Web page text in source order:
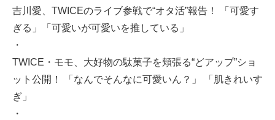
吉川愛、TWICEのライブ参戦で“オタ活”報告！ 「可愛す
ぎる」「可愛いが可愛いを推している」
・
TWICE・モモ、大好物の駄菓子を頬張る“どアップ”ショ
ット公開！ 「なんでそんなに可愛いん？」 「肌きれいす
ぎ」
・